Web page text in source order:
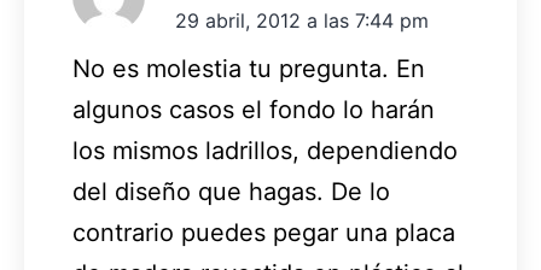
29 abril, 2012 a las 7:44 pm
No es molestia tu pregunta. En
algunos casos el fondo lo harán
los mismos ladrillos, dependiendo
del diseño que hagas. De lo
contrario puedes pegar una placa